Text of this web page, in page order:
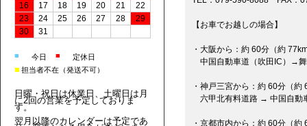
【お車でお越しの場合】
・大阪から：約 60分（約
中国自動車道（吹田IC）→舞
・神戸三宮から：約 60分（約
六甲北有料道路 → 中国自動
・京都市内から：約 60分（約
16
17 18 19 20 21
22
23
24 25 26 27 28
29
30
31
■ 今日 ■ 定休日
■ 担当者不在（発送不可）
日曜・祝日は休業日、土曜日は月
に2回の営業を予定しておりま
す。
翌月以降のカレンダーは予定であ